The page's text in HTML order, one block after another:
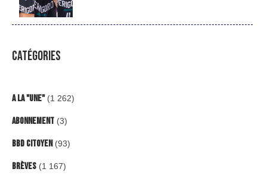
CATÉGORIES
A la "Une"(1 262)
Abonnement (3)
BBD Citoyen (93)
Brèves (1 167)